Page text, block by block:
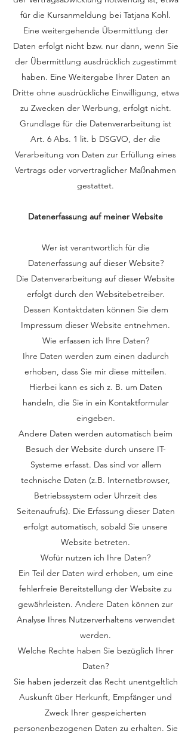
für die Kursanmeldung bei Tatjana Kohl.
Eine weitergehende Übermittlung der
Daten erfolgt nicht bzw. nur dann, wenn Sie
der Übermittlung ausdrücklich zugestimmt
haben. Eine Weitergabe Ihrer Daten an
Dritte ohne ausdrückliche Einwilligung, etwa
zu Zwecken der Werbung, erfolgt nicht.
Grundlage für die Datenverarbeitung ist
Art. 6 Abs. 1 lit. b DSGVO, der die
Verarbeitung von Daten zur Erfüllung eines
Vertrags oder vorvertraglicher Maßnahmen
gestattet.
Datenerfassung auf meiner Website
Wer ist verantwortlich für die
Datenerfassung auf dieser Website?
Die Datenverarbeitung auf dieser Website
erfolgt durch den Websitebetreiber.
Dessen Kontaktdaten können Sie dem
Impressum dieser Website entnehmen.
Wie erfassen ich Ihre Daten?
Ihre Daten werden zum einen dadurch
erhoben, dass Sie mir diese mitteilen.
Hierbei kann es sich z. B. um Daten
handeln, die Sie in ein Kontaktformular
eingeben.
Andere Daten werden automatisch beim
Besuch der Website durch unsere IT-
Systeme erfasst. Das sind vor allem
technische Daten (z.B. Internetbrowser,
Betriebssystem oder Uhrzeit des
Seitenaufrufs). Die Erfassung dieser Daten
erfolgt automatisch, sobald Sie unsere
Website betreten.
Wofür nutzen ich Ihre Daten?
Ein Teil der Daten wird erhoben, um eine
fehlerfreie Bereitstellung der Website zu
gewährleisten. Andere Daten können zur
Analyse Ihres Nutzerverhaltens verwendet
werden.
Welche Rechte haben Sie bezüglich Ihrer
Daten?
Sie haben jederzeit das Recht unentgeltlich
Auskunft über Herkunft, Empfänger und
Zweck Ihrer gespeicherten
personenbezogenen Daten zu erhalten. Sie